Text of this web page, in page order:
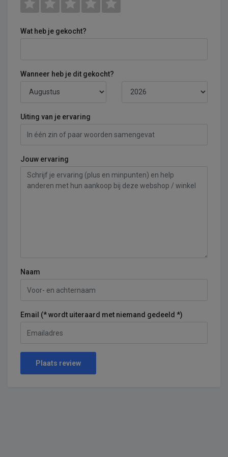
Wat heb je gekocht?
Wanneer heb je dit gekocht?
Uiting van je ervaring
Jouw ervaring
Naam
Email (* wordt uiteraard met niemand gedeeld *)
Plaats review